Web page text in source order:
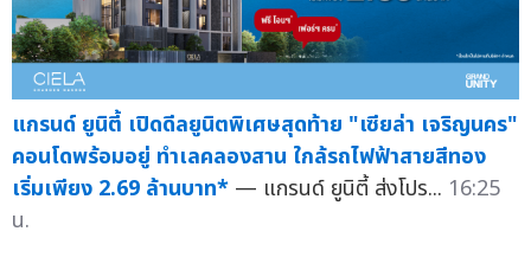
แกรนด์ ยูนิตี้ เปิดดีลยูนิตพิเศษสุดท้าย "เซียล่า เจริญนคร"
คอนโดพร้อมอยู่ ทำเลคลองสาน ใกล้รถไฟฟ้าสายสีทอง
เริ่มเพียง 2.69 ล้านบาท* — แกรนด์ ยูนิตี้ ส่งโปร... 16:25
น.